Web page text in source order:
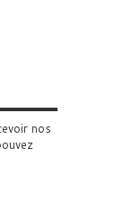
nos